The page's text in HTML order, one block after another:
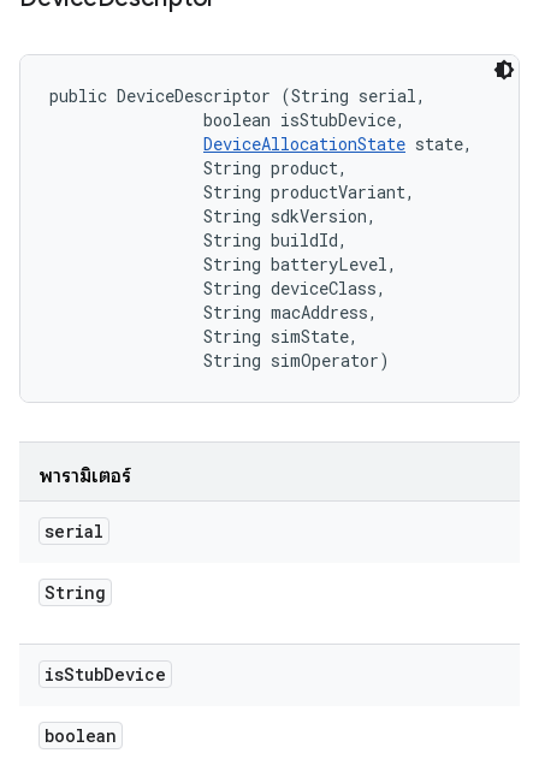
public DeviceDescriptor (String serial,
                boolean isStubDevice,
DeviceAllocationState state,
                String product,
                String productVariant,
                String sdkVersion,
                String buildId,
                String batteryLevel,
                String deviceClass,
                String macAddress,
                String simState,
                String simOperator)
พารามิเตอร์
serial
String
isStubDevice
boolean